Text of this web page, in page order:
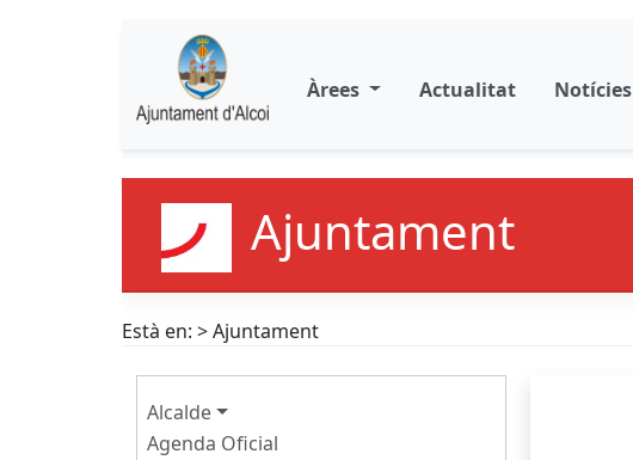
Àrees Actualitat Notícies
Ajuntament
Està en: > Ajuntament
Alcalde
Agenda Oficial